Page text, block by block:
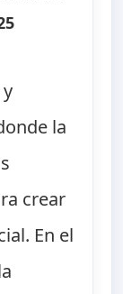
la
crear
En el